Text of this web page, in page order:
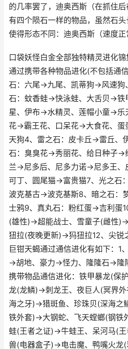
的几率罢了，迪奥西斯（在抓住
有四个陨石一样的物品，虽然石
使得形态不同：迪奥西斯（速度正
口袋妖怪白金全部独特精灵进化锦
通过携带各种物品进化(不包括通
石：六尾→九尾、凯蒂狗→风速
石：蚊香蛙→快泳蛙、大舌贝→铁
星、伊布→水精灵、莲帽小童→乐
花→霸王花、口呆花→大食花、
天狗4、雷之石：皮卡丘→雷丘、
石：臭臭花→秀丽花、给日种子→
兰→尼多后、尼多力诺→尼多王
可丁、圆尾猫→富贵猫7、光之石
波克基古→波克基斯8、暗之石：
士鸦9、真丸石：粉红蛋→吉利蛋
(雄性)→超能战士、雪童子(雌性)→
狃拉(夜晚更新)→犸狃拉12、尖
巨钳天蝎通过通信进化有如下：1
→胡地、豪力→怪力、隆隆石→隆
携带物品通信进化：铁甲暴龙(保
龙(龙鳞)→刺龙王、夜巨人(冥界
海之牙)→猎斑鱼、珍珠贝(深海之
铁外套)→大钢蛇、飞天螳螂(钢铁
蛙(王者之证)→牛蛙王、呆河马(
兽(电器盒子)→电击魔、鸭嘴火龙(